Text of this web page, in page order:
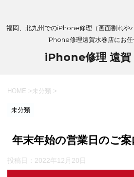
福岡、北九州でのiPhone修理（画面割れや
iPhone修理遠賀水巻店にお任
iPhone修理 遠賀
HOME >未分類 >
未分類
年末年始の営業日のご案
投稿日： 2022年12月20日